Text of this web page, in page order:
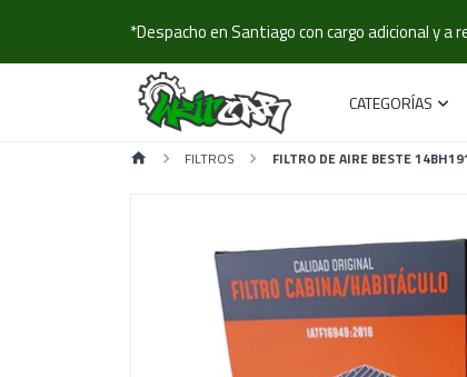
*Despacho en Santiago con cargo adicional y a
CATEGORÍAS
FILTROS FILTRO DE AIRE BESTE